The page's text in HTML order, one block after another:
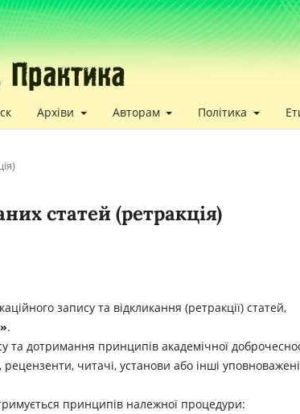
Архіви Авторам Політика
статей (ретракція)
запису та відкликання (ретракції) статей,
.
та дотримання принципів академічної
читачі, установи або інші уповноважені
принципів належної процедури: